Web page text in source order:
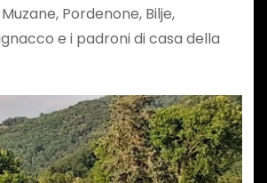
Pordenone, Bilje,
e i padroni di casa della